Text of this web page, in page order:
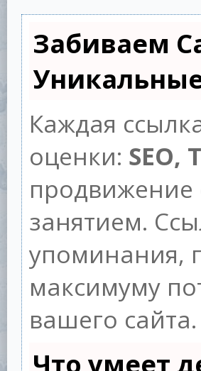
Забиваем
Каждая
оценки: SEO,
занятием.
упоминания,
максимуму
вашего сайта.